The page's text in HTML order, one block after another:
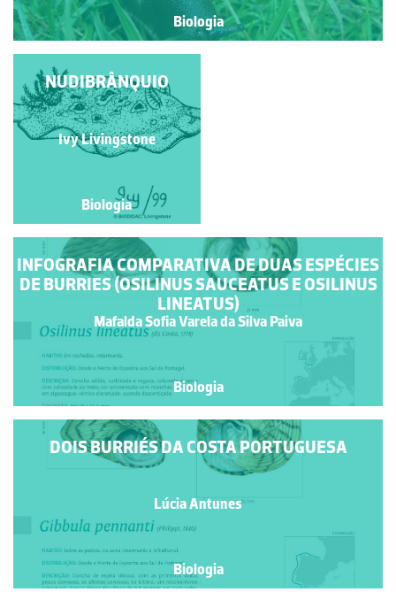
Biologia
LESMA
Carla Ribeiro
Biologia
INFOGRAFIA COMPARATIVA DE DUAS ESPÉCIES
DE BURRIES (OSILINUS SAUCEATUS E OSILINUS
LINEATUS)
Mafalda Sofia Varela da Silva Paiva
Biologia
DOIS BURRIÉS DA COSTA PORTUGUESA
Lúcia Antunes
Biologia
NUDIBRÂNQUIO
Ivy Livingstone
Biologia